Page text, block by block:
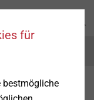
für
bestmögliche